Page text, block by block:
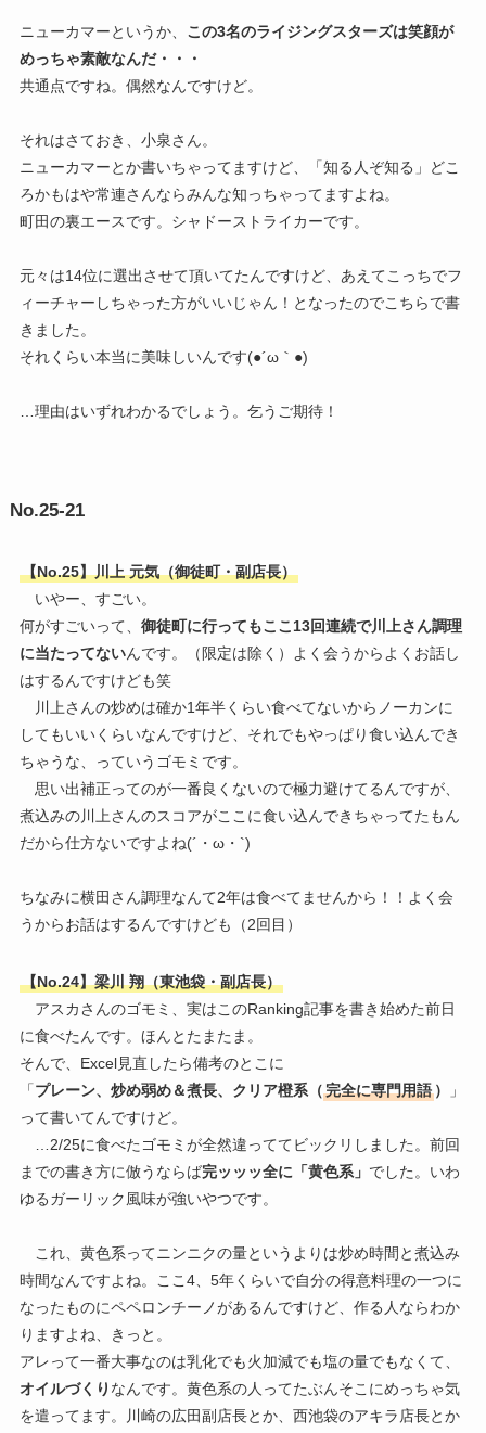
ニューカマーというか、 この3名のライジングスターズは笑顔が
めっちゃ素敵なんだ・・・
共通点ですね。偶然なんですけど。
それはさておき、小泉さん。
ニューカマーとか書いちゃってますけど、「知る人ぞ知る」どこ
ろかもはや常連さんならみんな知っちゃってますよね。
町田の裏エースです。シャドーストライカーです。
元々は14位に選出させて頂いてたんですけど、あえてこっちでフ
ィーチャーしちゃった方がいいじゃん！となったのでこちらで書
きました。
それくらい本当に美味しいんです(●´ω｀●)
…理由はいずれわかるでしょう。乞うご期待！
No.25-21
【No.25】川上 元気（御徒町・副店長）
いやー、すごい。
何がすごいって、 御徒町に行ってもここ13回連続で川上さん調理
に当たってないんです。（限定は除く）よく会うからよくお話し
はするんですけども笑
川上さんの炒めは確か1年半くらい食べてないからノーカンに
してもいいくらいなんですけど、それでもやっぱり食い込んでき
ちゃうな、っていうゴモミです。
思い出補正ってのが一番良くないので極力避けてるんですが、
煮込みの川上さんのスコアがここに食い込んできちゃってたもん
だから仕方ないですよね(´・ω・`)
ちなみに横田さん調理なんて2年は食べてませんから！！よく会
うからお話はするんですけども（2回目）
【No.24】梁川 翔（東池袋・副店長）
アスカさんのゴモミ、実はこのRanking記事を書き始めた前日
に食べたんです。ほんとたまたま。
そんで、Excel見直したら備考のとこに
「プレーン、炒め弱め＆煮長、クリア橙系（完全に専門用語）
」
って書いてんですけど。
…2/25に食べたゴモミが全然違っててビックリしました。前回
までの書き方に倣うならば完ッッッ全に「黄色系」 でした。いわ
ゆるガーリック風味が強いやつです。
これ、黄色系ってニンニクの量というよりは炒め時間と煮込み
時間なんですよね。ここ4、5年くらいで自分の得意料理の一つに
なったものにペペロンチーノがあるんですけど、作る人ならわか
りますよね、きっと。
アレって一番大事なのは乳化でも火加減でも塩の量でもなくて、
オイルづくり なんです。黄色系の人ってたぶんそこにめっちゃ気
を遣ってます。川崎の広田副店長とか、西池袋のアキラ店長とか